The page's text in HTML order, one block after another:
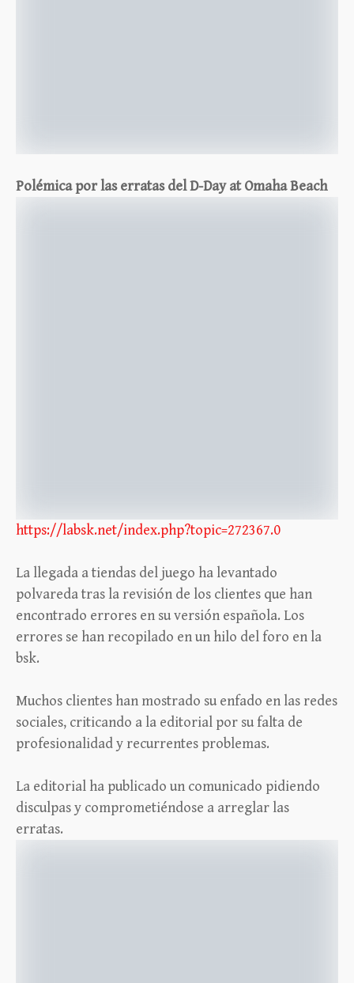
Polémica por las erratas del D-Day at Omaha Beach
https://labsk.net/index.php?topic=272367.0
La llegada a tiendas del juego ha levantado
polvareda tras la revisión de los clientes que han
encontrado errores en su versión española. Los
errores se han recopilado en un hilo del foro en la
bsk.
Muchos clientes han mostrado su enfado en las redes
sociales, criticando a la editorial por su falta de
profesionalidad y recurrentes problemas.
La editorial ha publicado un comunicado pidiendo
disculpas y comprometiéndose a arreglar las
erratas.